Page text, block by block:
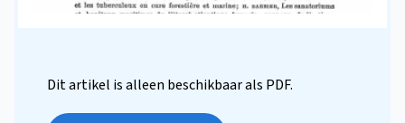
Dit artikel is alleen beschikbaar als PDF.